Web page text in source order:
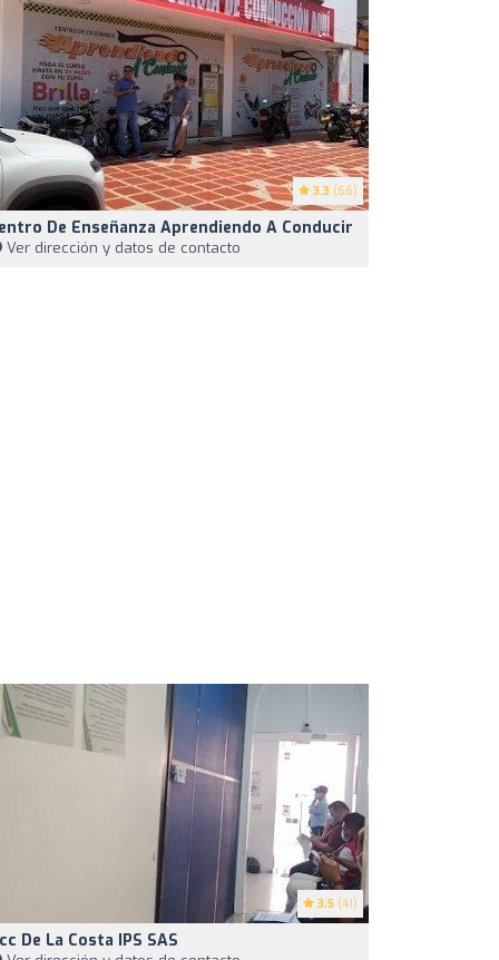
3.3 (66)
De Enseñanza Aprendiendo A Conducir
Ver dirección y datos de contacto
3.5 (41)
De La Costa IPS SAS